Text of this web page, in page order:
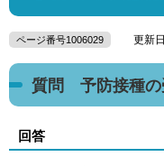
ページ番号1006029 更新日
質問 予防接種の
回答